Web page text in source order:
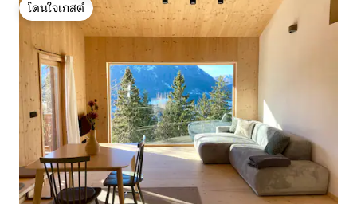
โดนใจเกสต์
โดนใจเกสต์